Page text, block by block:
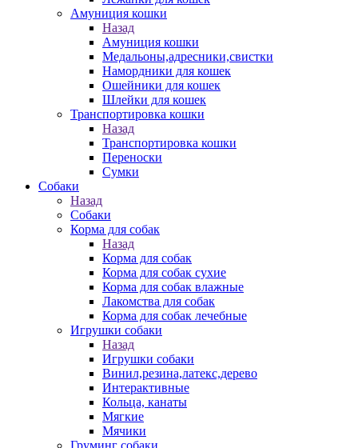
Амуниция кошки
Назад
Амуниция кошки
Медальоны,адресники,свистки
Намордники для кошек
Ошейники для кошек
Шлейки для кошек
Транспортировка кошки
Назад
Транспортировка кошки
Переноски
Сумки
Собаки
Назад
Собаки
Корма для собак
Назад
Корма для собак
Корма для собак сухие
Корма для собак влажные
Лакомства для собак
Корма для собак лечебные
Игрушки собаки
Назад
Игрушки собаки
Винил,резина,латекс,дерево
Интерактивные
Кольца, канаты
Мягкие
Мячики
Груминг собаки